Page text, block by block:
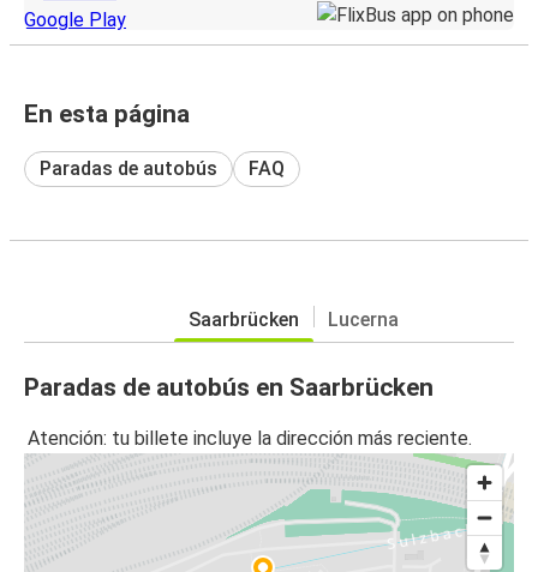
En esta página
Paradas de autobús FAQ
Saarbrücken Lucerna
Paradas de autobús en Saarbrücken
Atención: tu billete incluye la dirección más reciente.